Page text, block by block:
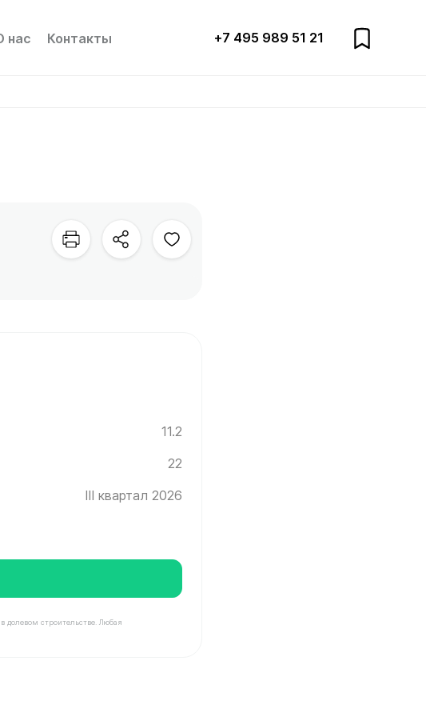
нас Контакты +7 495 989 51 21
11.2
22
III квартал 2026
долевом строительстве. Любая